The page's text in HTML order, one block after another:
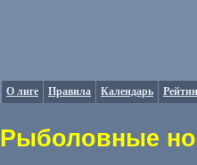
О лиге Правила Календарь
Рыболовные